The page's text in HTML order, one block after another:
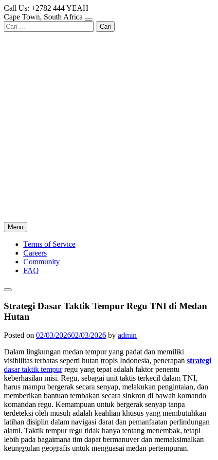
Skip
to
content
Call Us: +2782 444 YEAH
Cape Town, South Africa
Cari
untuk:
Menu
Terms of Service
Careers
Community
FAQ
Strategi Dasar Taktik Tempur Regu TNI di Medan
Hutan
Posted on 02/03/202602/03/2026 by admin
Dalam lingkungan medan tempur yang padat dan memiliki
visibilitas terbatas seperti hutan tropis Indonesia, penerapan strategi
dasar taktik tempurregu yang tepat adalah faktor penentu
keberhasilan misi. Regu, sebagai unit taktis terkecil dalam TNI,
harus mampu bergerak secara senyap, melakukan pengintaian, dan
memberikan bantuan tembakan secara sinkron di bawah komando
komandan regu. Kemampuan untuk bergerak senyap tanpa
terdeteksi oleh musuh adalah keahlian khusus yang membutuhkan
latihan disiplin dalam navigasi darat dan pemanfaatan perlindungan
alami. Taktik tempur regu tidak hanya tentang menembak, tetapi
lebih pada bagaimana tim dapat bermanuver dan memaksimalkan
keunggulan geografis untuk menguasai medan pertempuran.